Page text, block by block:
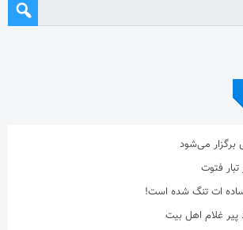
برگزار می‌شود
فتوت
ات تنگ شده است!
پیر غلام اهل بیت